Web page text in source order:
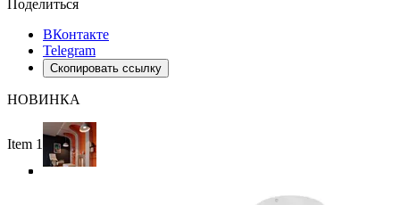
Поделиться
ВКонтакте
Telegram
Скопировать ссылку
НОВИНКА
Item 1 of 4